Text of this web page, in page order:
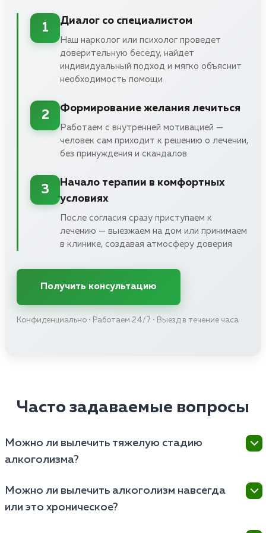
1
Диалог со специалистом
Наш нарколог или психолог проведет
доверительную беседу, найдет
индивидуальный подход и мягко объяснит
необходимость помощи
2
Формирование желания лечиться
Работаем с внутренней мотивацией —
человек сам приходит к решению о лечении,
без принуждения и скандалов
3
Начало терапии в комфортных
условиях
После согласия сразу приступаем к
лечению — выезжаем на дом или принимаем
в клинике, создавая атмосферу доверия
Получить консультацию
Конфиденциально • Работаем 24/7 • Выезд в течение часа
Часто задаваемые вопросы
Можно ли вылечить тяжелую стадию
алкоголизма?
глубокой деградацией личности и органическими
поражениями мозга и других органов. Лечение
Можно ли вылечить алкоголизм навсегда
или это хроническое?